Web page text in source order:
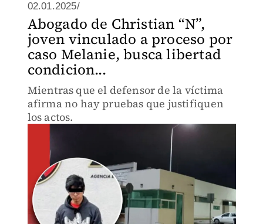
02.01.2025/
Abogado de Christian “N”,
joven vinculado a proceso por
caso Melanie, busca libertad
condicion...
Mientras que el defensor de la víctima
afirma no hay pruebas que justifiquen
los actos.